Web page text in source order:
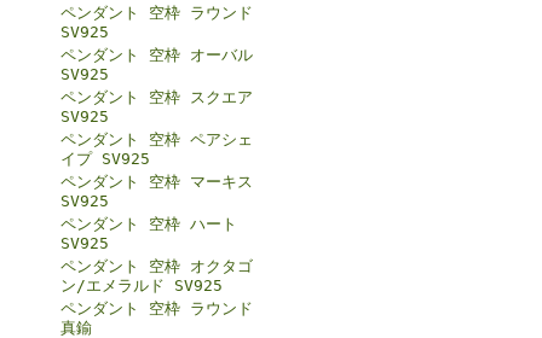
ペンダント 空枠 ラウンド
SV925
ペンダント 空枠 オーバル
SV925
ペンダント 空枠 スクエア
SV925
ペンダント 空枠 ペアシェ
イプ SV925
ペンダント 空枠 マーキス
SV925
ペンダント 空枠 ハート
SV925
ペンダント 空枠 オクタゴ
ン/エメラルド SV925
ペンダント 空枠 ラウンド
真鍮